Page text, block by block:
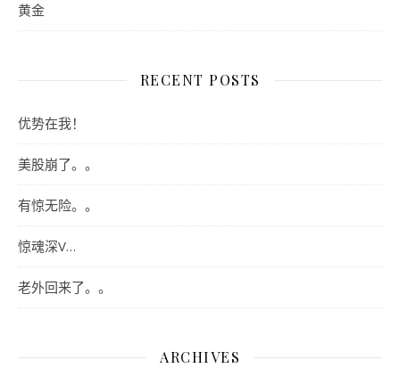
黄金
RECENT POSTS
优势在我！
美股崩了。。
有惊无险。。
惊魂深V…
老外回来了。。
ARCHIVES